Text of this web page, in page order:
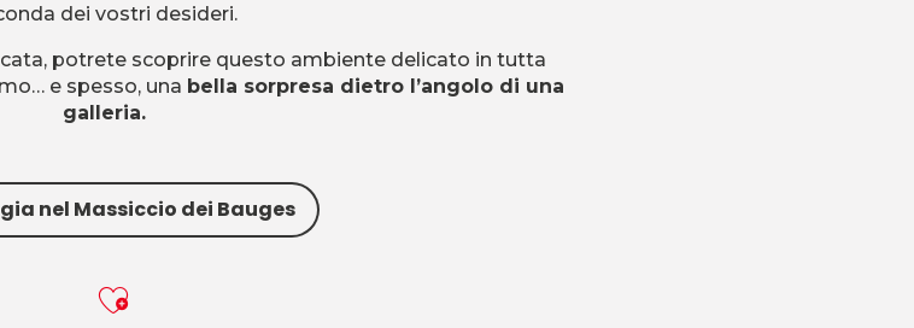
dei vostri desideri.
potrete scoprire questo ambiente delicato in tutta
e spesso, una bella sorpresa dietro l’angolo di una
galleria.
nel Massiccio dei Bauges
Ajouter aux favoris